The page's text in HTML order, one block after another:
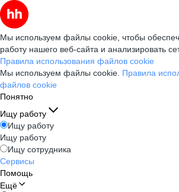
Мы используем файлы cookie, чтобы
работу нашего веб-сайта и анализировать
Правила использования файлов cookie
Мы используем файлы cookie. Правила
файлов cookie
Понятно
Ищу работу
Ищу работу
Ищу работу
Ищу сотрудника
Сервисы
Помощь
Ещё